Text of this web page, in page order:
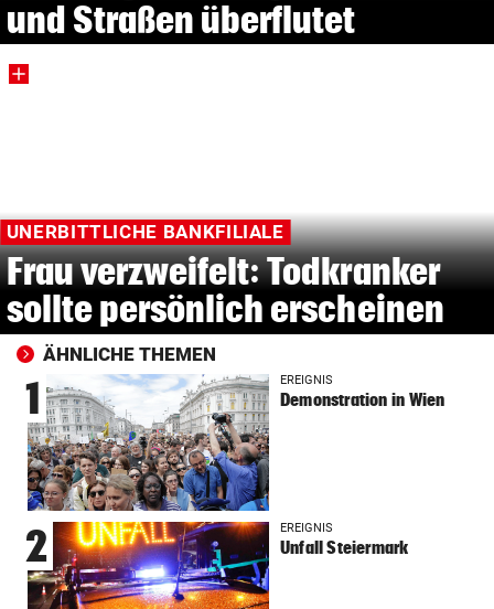
und Straßen überflutet
UNERBITTLICHE BANKFILIALE
Frau verzweifelt: Todkranker
sollte persönlich erscheinen
ÄHNLICHE THEMEN
1 EREIGNIS
Demonstration in Wien
2 EREIGNIS
Unfall Steiermark